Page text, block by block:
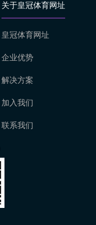
关于皇冠体育网址
皇冠体育网址
企业优势
解决方案
加入我们
联系我们